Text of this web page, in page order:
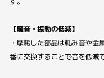
【騒音・振動の低減】
・摩耗した部品は軋み音や
番に交換することで音を低減